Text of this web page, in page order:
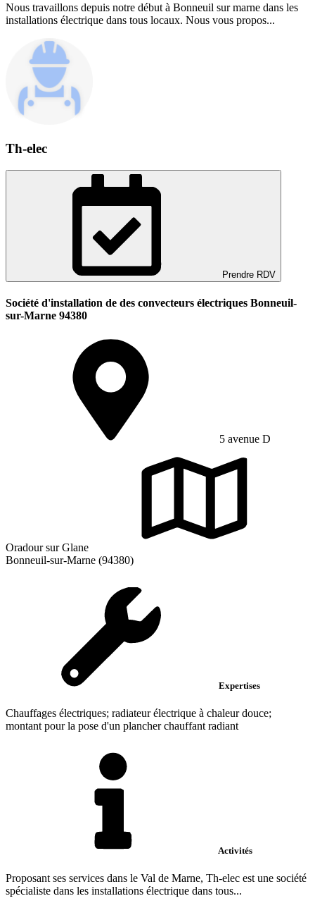
Nous travaillons depuis notre début à Bonneuil sur marne dans les
installations électrique dans tous locaux. Nous vous propos...
Th-elec
Prendre RDV
Société d'installation de des convecteurs électriques Bonneuil-
sur-Marne 94380
5 avenue D
Oradour sur Glane
Bonneuil-sur-Marne (94380)
Expertises
Chauffages électriques; radiateur électrique à chaleur douce;
montant pour la pose d'un plancher chauffant radiant
Activités
Proposant ses services dans le Val de Marne, Th-elec est une société
spécialiste dans les installations électrique dans tous...